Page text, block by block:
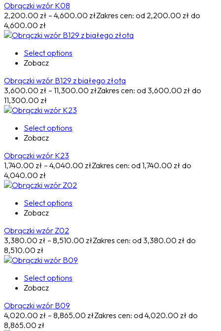
Obrączki wzór K08
2,200.00 zł – 4,600.00 złZakres cen: od 2,200.00 zł do
4,600.00 zł
Select options
Zobacz
Obrączki wzór B129 z białego złota
3,600.00 zł – 11,300.00 złZakres cen: od 3,600.00 zł do
11,300.00 zł
Select options
Zobacz
Obrączki wzór K23
1,740.00 zł – 4,040.00 złZakres cen: od 1,740.00 zł do
4,040.00 zł
Select options
Zobacz
Obrączki wzór Z02
3,380.00 zł – 8,510.00 złZakres cen: od 3,380.00 zł do
8,510.00 zł
Select options
Zobacz
Obrączki wzór B09
4,020.00 zł – 8,865.00 złZakres cen: od 4,020.00 zł do
8,865.00 zł